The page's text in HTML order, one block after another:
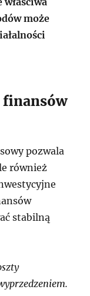
może
finansów
pozwala
również
stabilną